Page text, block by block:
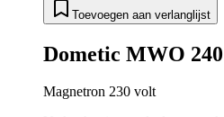
Toevoegen aan verlanglijst
Dometic MWO 240
Magnetron 230 volt